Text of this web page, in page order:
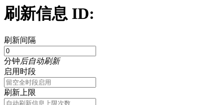
刷新信息 ID:
刷新间隔
分钟后自动刷新
启用时段
刷新上限